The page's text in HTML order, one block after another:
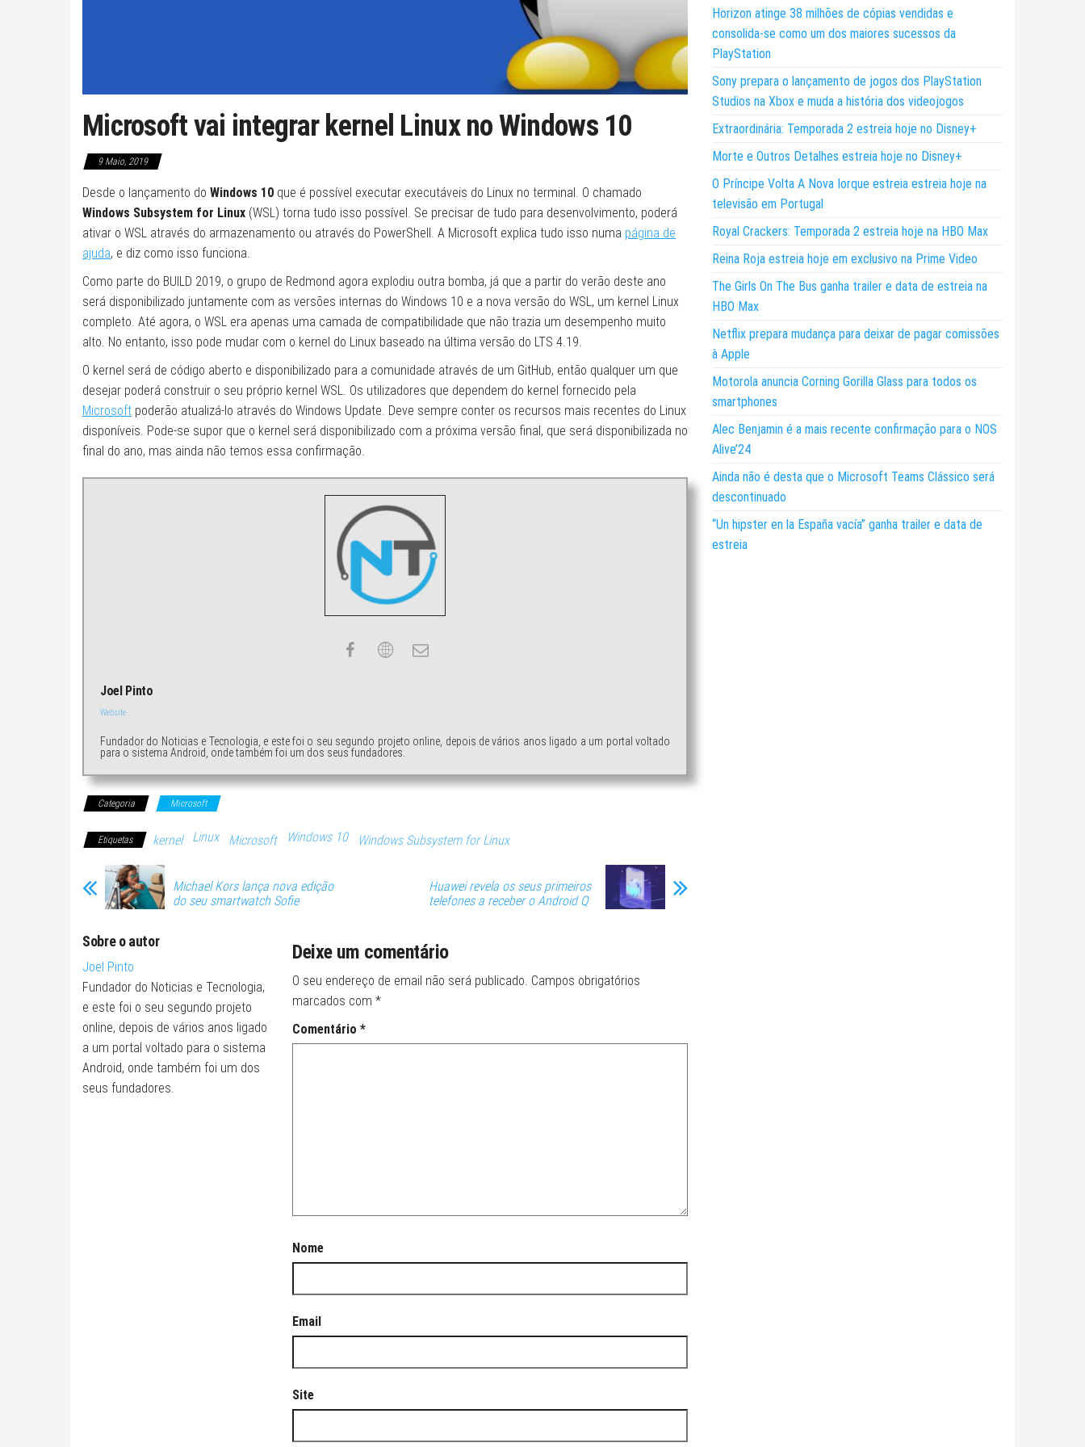
Microsoft vai integrar kernel Linux no Windows 10
9 Maio, 2019
Desde o lançamento do Windows 10 que é possível executar executáveis do Linux no terminal. O chamado
Windows Subsystem for Linux (WSL) torna tudo isso possível. Se precisar de tudo para desenvolvimento, poderá
ativar o WSL através do armazenamento ou através do PowerShell. A Microsoft explica tudo isso numa página de
ajuda, e diz como isso funciona.
Como parte do BUILD 2019, o grupo de Redmond agora explodiu outra bomba, já que a partir do verão deste ano
será disponibilizado juntamente com as versões internas do Windows 10 e a nova versão do WSL, um kernel Linux
completo. Até agora, o WSL era apenas uma camada de compatibilidade que não trazia um desempenho muito
alto. No entanto, isso pode mudar com o kernel do Linux baseado na última versão do LTS 4.19.
O kernel será de código aberto e disponibilizado para a comunidade através de um GitHub, então qualquer um que
desejar poderá construir o seu próprio kernel WSL. Os utilizadores que dependem do kernel fornecido pela
Microsoft poderão atualizá-lo através do Windows Update. Deve sempre conter os recursos mais recentes do Linux
disponíveis. Pode-se supor que o kernel será disponibilizado com a próxima versão final, que será disponibilizada no
final do ano, mas ainda não temos essa confirmação.
Joel Pinto
Website
Fundador do Noticias e Tecnologia, e este foi o seu segundo projeto online, depois de vários anos ligado a um portal voltado
para o sistema Android, onde também foi um dos seus fundadores.
Categoria Microsoft
Etiquetas kernel Linux Microsoft Windows 10 Windows Subsystem for Linux
Michael Kors lança nova edição
do seu smartwatch Sofie
Huawei revela os seus primeiros
telefones a receber o Android Q
Sobre o autor
Joel Pinto
Fundador do Noticias e Tecnologia,
e este foi o seu segundo projeto
online, depois de vários anos ligado
a um portal voltado para o sistema
Android, onde também foi um dos
seus fundadores.
Deixe um comentário
O seu endereço de email não será publicado. Campos obrigatórios
marcados com *
Comentário *
Nome
Email
Site
Horizon atinge 38 milhões de cópias vendidas e
consolida-se como um dos maiores sucessos da
PlayStation
Sony prepara o lançamento de jogos dos PlayStation
Studios na Xbox e muda a história dos videojogos
Extraordinária: Temporada 2 estreia hoje no Disney+
Morte e Outros Detalhes estreia hoje no Disney+
O Príncipe Volta A Nova Iorque estreia estreia hoje na
televisão em Portugal
Royal Crackers: Temporada 2 estreia hoje na HBO Max
Reina Roja estreia hoje em exclusivo na Prime Video
The Girls On The Bus ganha trailer e data de estreia na
HBO Max
Netflix prepara mudança para deixar de pagar comissões
à Apple
Motorola anuncia Corning Gorilla Glass para todos os
smartphones
Alec Benjamin é a mais recente confirmação para o NOS
Alive’24
Ainda não é desta que o Microsoft Teams Clássico será
descontinuado
“Un hipster en la España vacía” ganha trailer e data de
estreia